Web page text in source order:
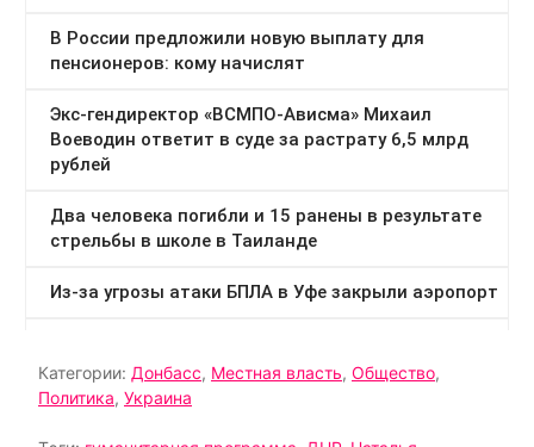
Категории: Донбасс, Местная власть, Общество,
Политика, Украина